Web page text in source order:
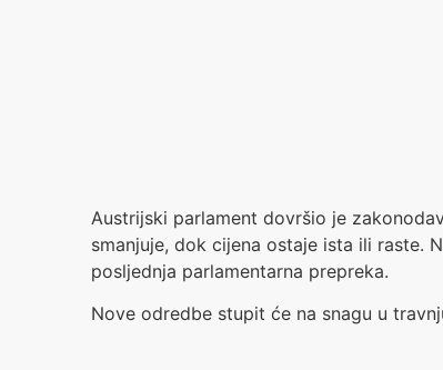
Austrijski parlament dovršio je
smanjuje, dok cijena ostaje ista ili raste.
posljednja parlamentarna prepreka.
Nove odredbe stupit će na snagu u